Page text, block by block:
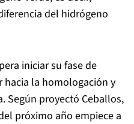
del hidrógeno
iniciar su fase de
hacia la homologación y
Según proyectó Ceballos,
próximo año empiece a